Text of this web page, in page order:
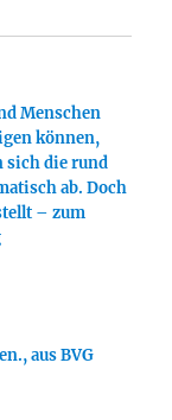
Menschen
können,
sich die rund
ab. Doch
– zum
aus BVG